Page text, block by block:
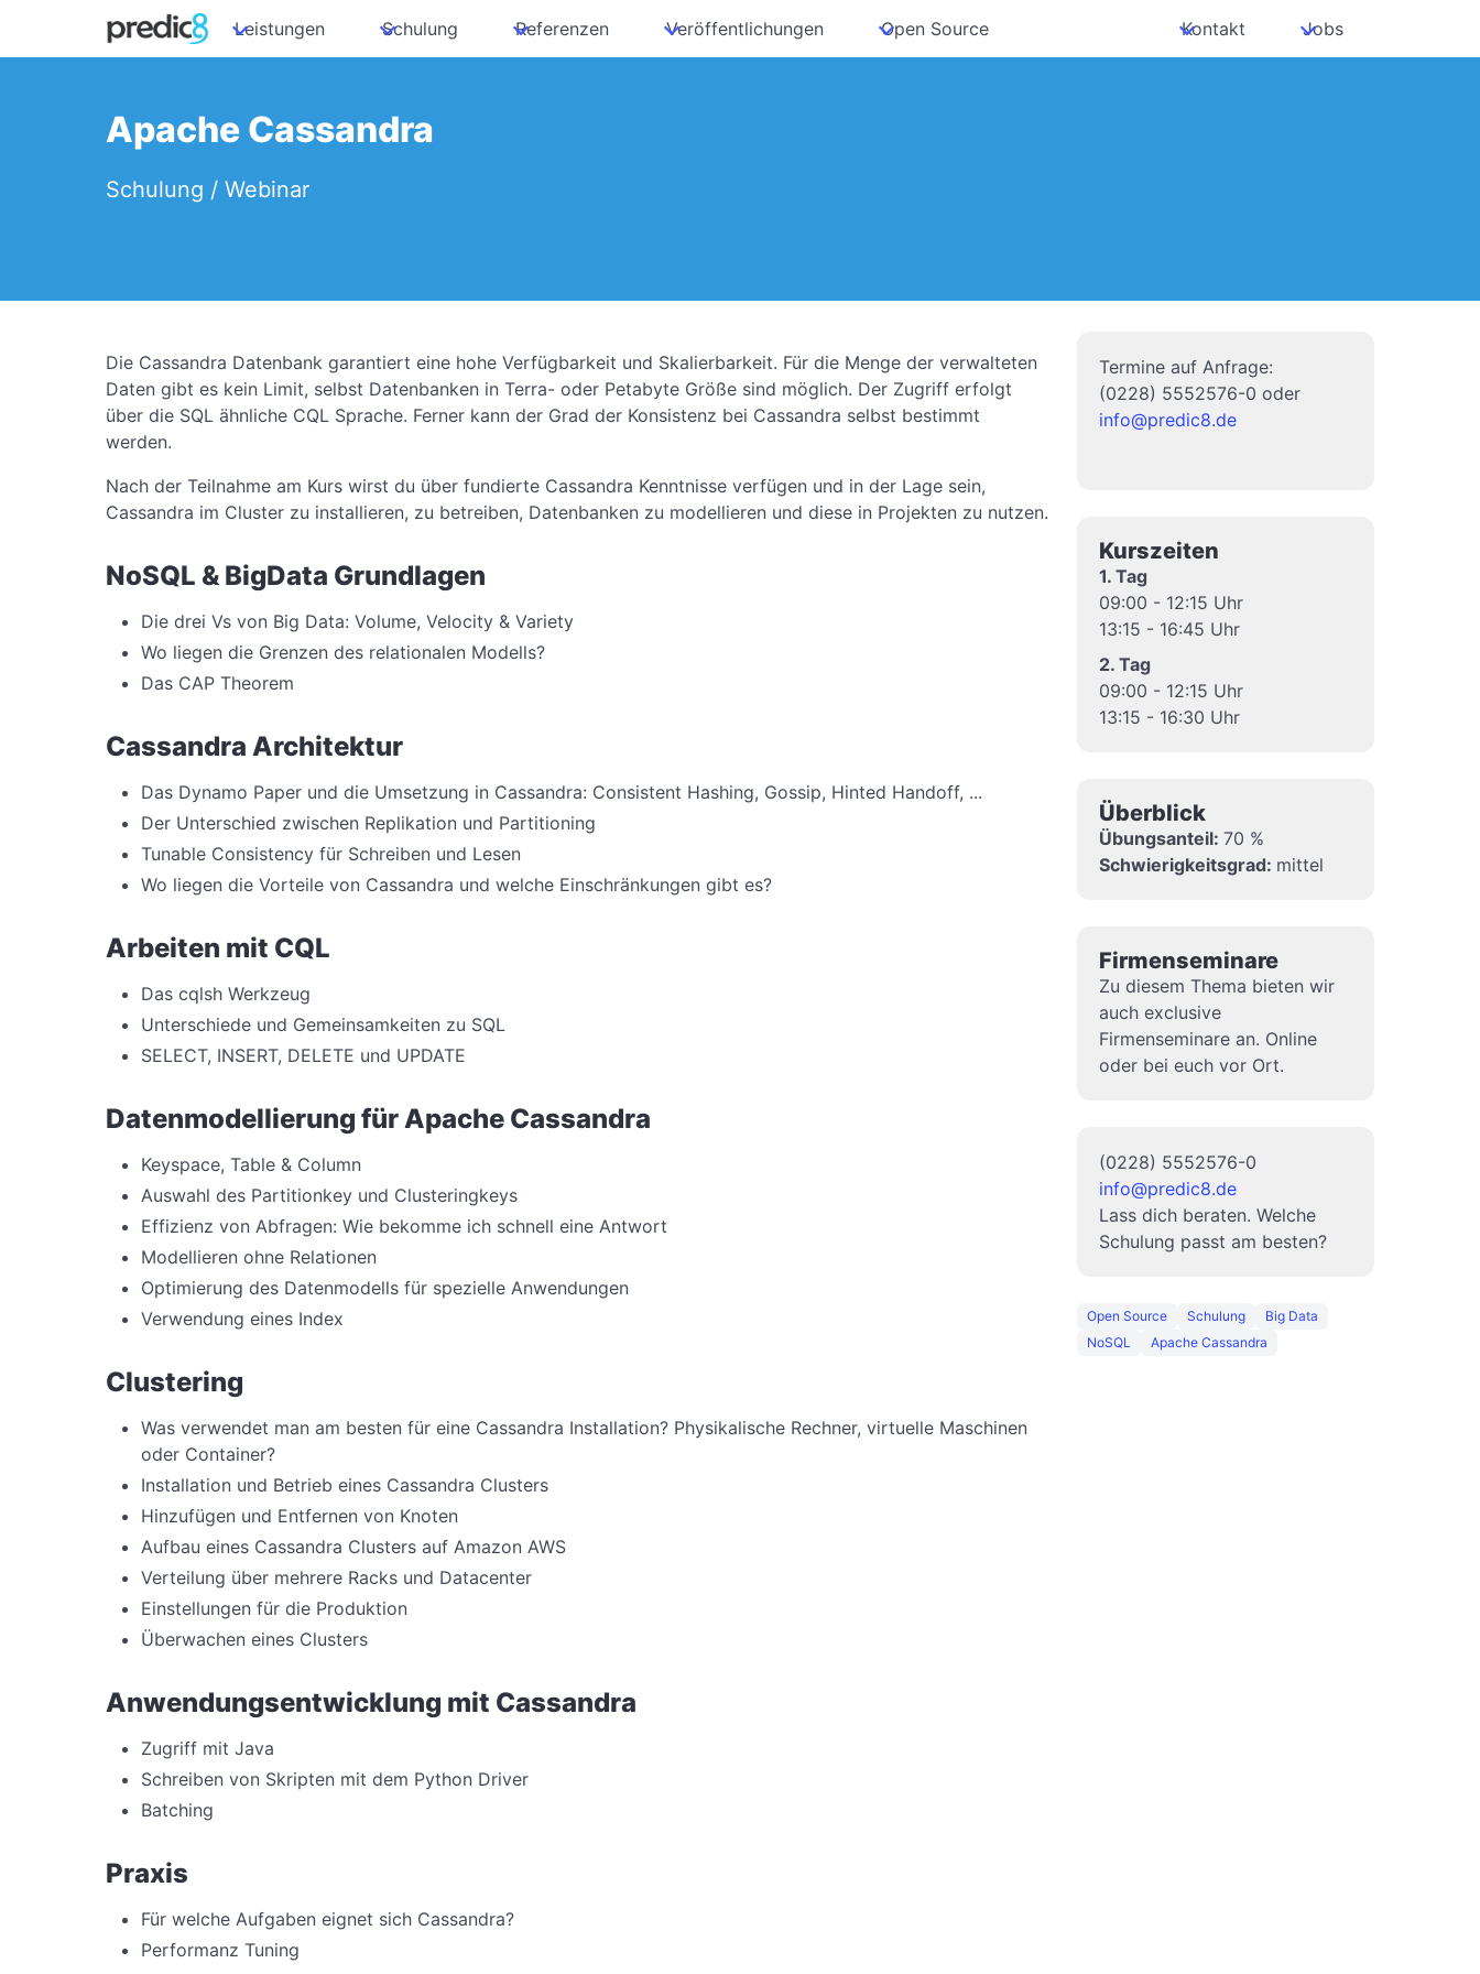
Leistungen Schulung Referenzen Veröffentlichungen Open Source Kontakt Jobs
Apache Cassandra
Schulung / Webinar
Die Cassandra Datenbank garantiert eine hohe Verfügbarkeit und Skalierbarkeit. Für die Menge der verwalteten
Daten gibt es kein Limit, selbst Datenbanken in Terra- oder Petabyte Größe sind möglich. Der Zugriff erfolgt
über die SQL ähnliche CQL Sprache. Ferner kann der Grad der Konsistenz bei Cassandra selbst bestimmt
werden.
Nach der Teilnahme am Kurs wirst du über fundierte Cassandra Kenntnisse verfügen und in der Lage sein,
Cassandra im Cluster zu installieren, zu betreiben, Datenbanken zu modellieren und diese in Projekten zu nutzen.
NoSQL & BigData Grundlagen
Die drei Vs von Big Data: Volume, Velocity & Variety
Wo liegen die Grenzen des relationalen Modells?
Das CAP Theorem
Cassandra Architektur
Das Dynamo Paper und die Umsetzung in Cassandra: Consistent Hashing, Gossip, Hinted Handoff, ...
Der Unterschied zwischen Replikation und Partitioning
Tunable Consistency für Schreiben und Lesen
Wo liegen die Vorteile von Cassandra und welche Einschränkungen gibt es?
Arbeiten mit CQL
Das cqlsh Werkzeug
Unterschiede und Gemeinsamkeiten zu SQL
SELECT, INSERT, DELETE und UPDATE
Datenmodellierung für Apache Cassandra
Keyspace, Table & Column
Auswahl des Partitionkey und Clusteringkeys
Effizienz von Abfragen: Wie bekomme ich schnell eine Antwort
Modellieren ohne Relationen
Optimierung des Datenmodells für spezielle Anwendungen
Verwendung eines Index
Clustering
Was verwendet man am besten für eine Cassandra Installation? Physikalische Rechner, virtuelle Maschinen
oder Container?
Installation und Betrieb eines Cassandra Clusters
Hinzufügen und Entfernen von Knoten
Aufbau eines Cassandra Clusters auf Amazon AWS
Verteilung über mehrere Racks und Datacenter
Einstellungen für die Produktion
Überwachen eines Clusters
Anwendungsentwicklung mit Cassandra
Zugriff mit Java
Schreiben von Skripten mit dem Python Driver
Batching
Praxis
Für welche Aufgaben eignet sich Cassandra?
Performanz Tuning
Termine auf Anfrage:
(0228) 5552576-0 oder
info@predic8.de
Kurszeiten
1. Tag
09:00 - 12:15 Uhr
13:15 - 16:45 Uhr
2. Tag
09:00 - 12:15 Uhr
13:15 - 16:30 Uhr
Überblick
Übungsanteil: 70 %
Schwierigkeitsgrad: mittel
Firmenseminare
Zu diesem Thema bieten wir
auch exclusive
Firmenseminare an. Online
oder bei euch vor Ort.
(0228) 5552576-0
info@predic8.de
Lass dich beraten. Welche
Schulung passt am besten?
Open Source Schulung
Big Data
NoSQL
Apache Cassandra